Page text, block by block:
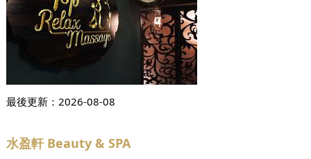
最後更新： 2026-08-08
水盈軒 Beauty & SPA